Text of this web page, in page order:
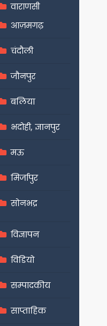
वाराणसी
आज़मगढ़
चंदौली
जौनपुर
बलिया
भदोही, ज्ञानपुर
मऊ
मिर्जापुर
सोनभद्र
विज्ञापन
विडियो
सम्पादकीय
साप्ताहिक